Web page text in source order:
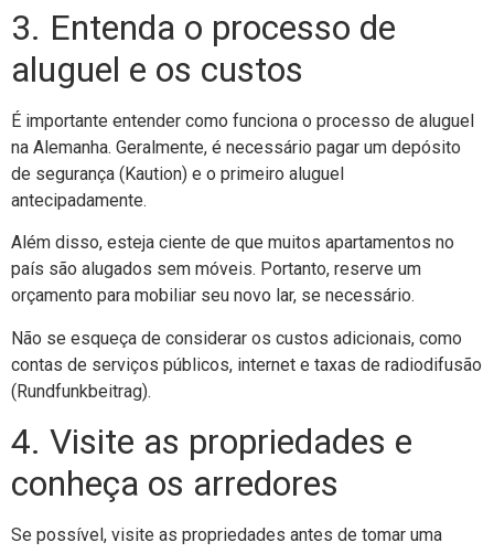
3. Entenda o processo de
aluguel e os custos
É importante entender como funciona o processo de aluguel
na Alemanha. Geralmente, é necessário pagar um depósito
de segurança (Kaution) e o primeiro aluguel
antecipadamente.
Além disso, esteja ciente de que muitos apartamentos no
país são alugados sem móveis. Portanto, reserve um
orçamento para mobiliar seu novo lar, se necessário.
Não se esqueça de considerar os custos adicionais, como
contas de serviços públicos, internet e taxas de radiodifusão
(Rundfunkbeitrag).
4. Visite as propriedades e
conheça os arredores
Se possível, visite as propriedades antes de tomar uma